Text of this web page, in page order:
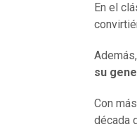
En el
su
Con
década